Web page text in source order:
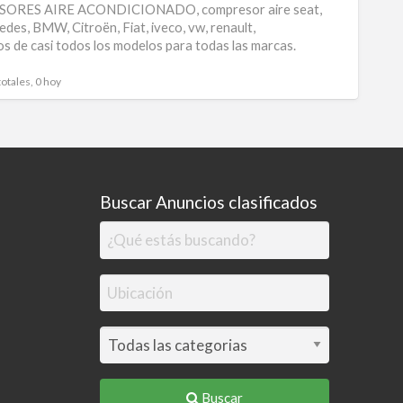
aire
AIRE ACONDICIONADO, compresor aire seat,
BMW, Citroën, Fiat, iveco, vw, renault,
de casi todos los modelos para todas las marcas.
0 hoy
Buscar Anuncios clasificados
Buscar